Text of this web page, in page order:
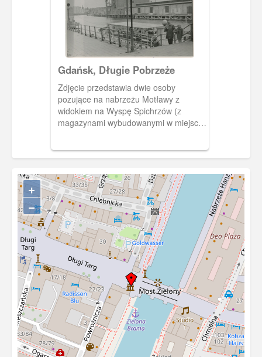
Gdańsk, Długie Pobrzeże
Zdjęcie przedstawia dwie osoby
pozujące na nabrzeżu Motławy z
widokiem na Wyspę Spichrzów (z
magazynami wybudowanymi w miejscu
roku i pieczątka zakładu
+
−